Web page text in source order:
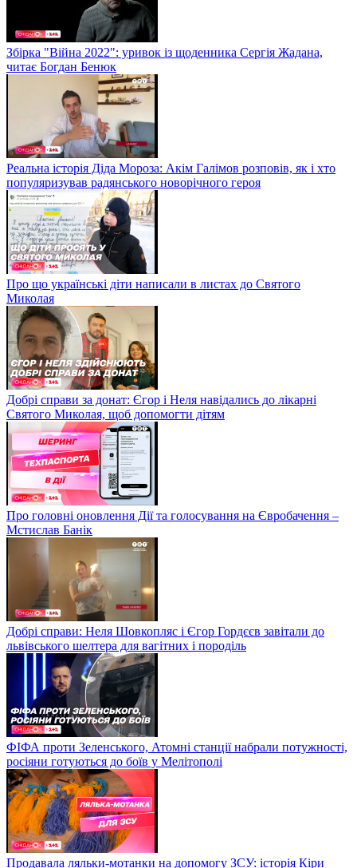
Збірка "Війна 2022": уривок із щоденника Сергія Жадана,
читає Богдан Бенюк
Реальна історія Діда Мороза: Акім Галімов розповів, як і хто
популяризував радянського новорічного героя
Про що українські діти написали в листах до Святого
Миколая
Добрі справи за донат: Єгор і Неля навідались до лікарні
Святого Миколая, щоб допомогти дітям
Про головні оновлення Дії та голосування на Євробачення –
Мстислав Банік
Добрі справи: Неля Шовкопляс і Єгор Гордєєв завітали до
львівського шелтера для вагітних і породіль
ФІФА проти Зеленського, Атомні станції набрали потужності,
росіяни готуються до боїв у Мелітополі
Продавала ляльки-мотанки на допомогу ЗСУ: історія Кіри